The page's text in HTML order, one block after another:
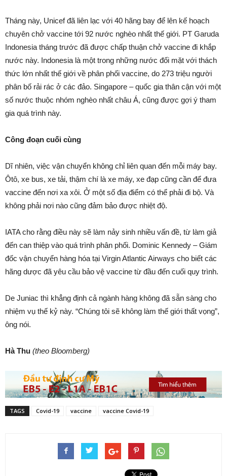
Tháng này, Unicef đã liên lạc với 40 hãng bay để lên kế hoạch
chuyên chở vaccine tới 92 nước nghèo nhất thế giới. PT Garuda
Indonesia tháng trước đã được chấp thuận chở vaccine đi khắp
nước này. Indonesia là một trong những nước đối mặt với thách
thức lớn nhất thế giới về phân phối vaccine, do 273 triệu người
phân bố rải rác ở các đảo. Singapore – quốc gia thân cận với một
số nước thuộc nhóm nghèo nhất châu Á, cũng được gợi ý tham
gia quá trình này.
Công đoạn cuối cùng
Dĩ nhiên, việc vận chuyển không chỉ liên quan đến mỗi máy bay.
Ôtô, xe bus, xe tải, thậm chí là xe máy, xe đạp cũng cần để đưa
vaccine đến nơi xa xôi. Ở một số địa điểm có thể phải đi bộ. Và
không phải nơi nào cũng đảm bảo được nhiệt độ.
IATA cho rằng điều này sẽ làm nảy sinh nhiều vấn đề, từ làm giả
đến can thiệp vào quá trình phân phối. Dominic Kennedy – Giám
đốc vận chuyển hàng hóa tại Virgin Atlantic Airways cho biết các
hãng dược đã yêu cầu bảo vệ vaccine từ đầu đến cuối quy trình.
De Juniac thì khẳng định cả ngành hàng không đã sẵn sàng cho
nhiệm vụ thế kỷ này. “Chúng tôi sẽ không làm thế giới thất vọng”,
ông nói.
Hà Thu (theo Bloomberg)
TAGS Covid-19 vaccine vaccine Covid-19